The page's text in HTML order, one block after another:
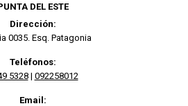
DEL ESTE
Dirección:
0035. Esq. Patagonia
Teléfonos:
5328| 092258012
Email: